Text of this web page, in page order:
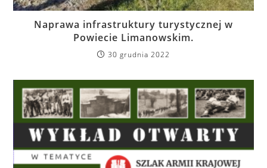
Naprawa infrastruktury turystycznej w
Powiecie Limanowskim.
30 grudnia 2022